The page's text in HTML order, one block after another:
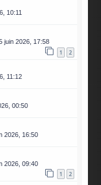
10:11
juin 2026, 17:58
1 2
11:12
00:50
2026, 16:50
2026, 09:40
1 2